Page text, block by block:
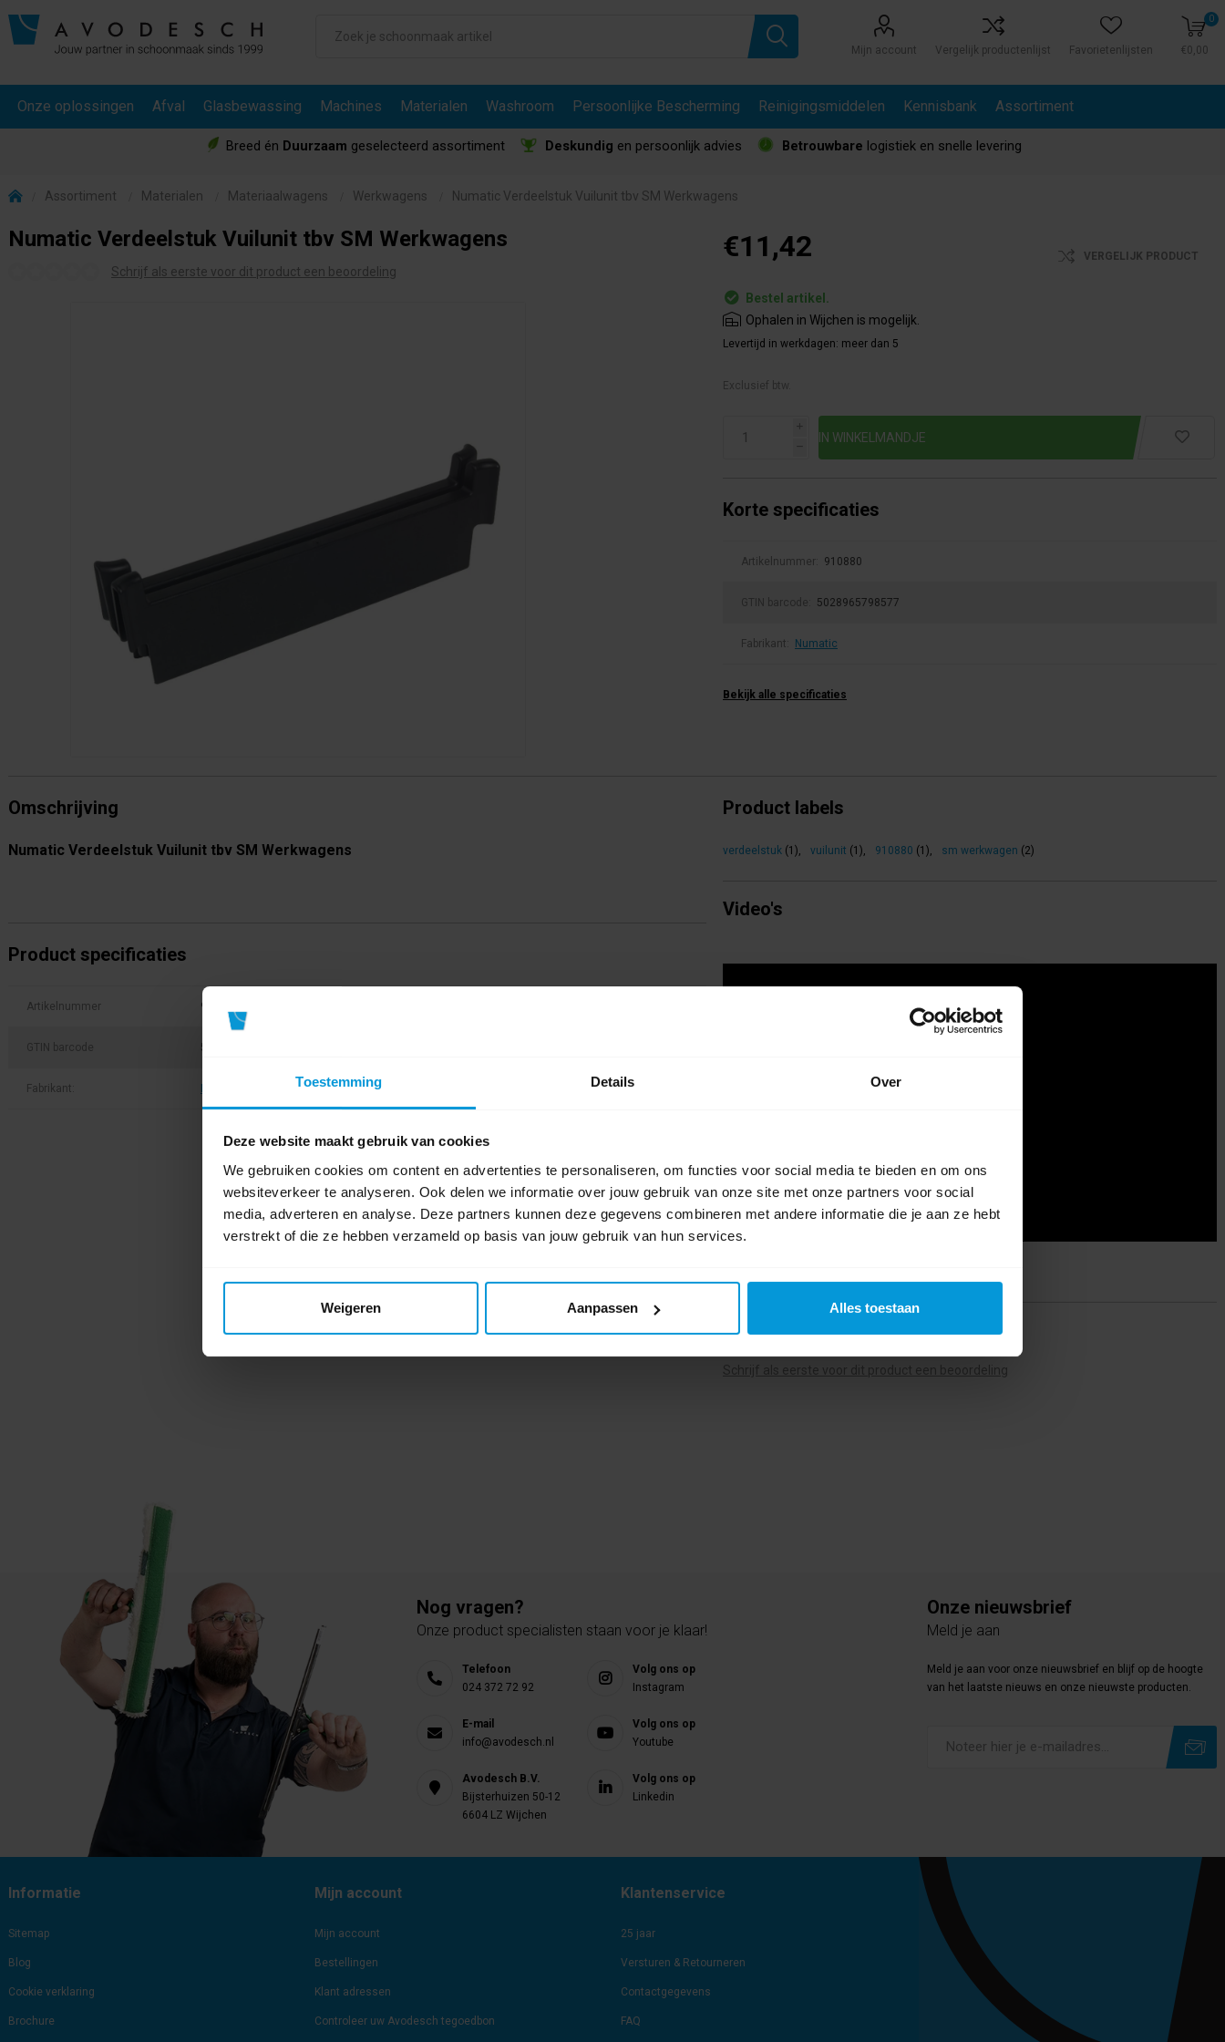
Toestemming Details Over
Deze website maakt gebruik van cookies
We gebruiken cookies om content en advertenties te personaliseren, om functies voor social media te bieden en om ons
websiteverkeer te analyseren. Ook delen we informatie over jouw gebruik van onze site met onze partners voor social
media, adverteren en analyse. Deze partners kunnen deze gegevens combineren met andere informatie die je aan ze hebt
verstrekt of die ze hebben verzameld op basis van jouw gebruik van hun services.
Weigeren Aanpassen Alles toestaan
Mijn account Vergelijk productenlijst Favorietenlijsten
0
€0,00
Onze oplossingen Afval Glasbewassing Machines Materialen Washroom Persoonlijke Bescherming Reinigingsmiddelen Kennisbank Assortiment
Breed én Duurzaam geselecteerd assortiment Deskundig en persoonlijk advies Betrouwbare logistiek en snelle levering
Assortiment Materialen Materiaalwagens Werkwagens Numatic Verdeelstuk Vuilunit tbv SM Werkwagens
Numatic Verdeelstuk Vuilunit tbv SM Werkwagens
Schrijf als eerste voor dit product een beoordeling
€11,42 VERGELIJK PRODUCT
Bestel artikel.
Ophalen in Wijchen is mogelijk.
Levertijd in werkdagen: meer dan 5
Exclusief btw.
i
h
Korte specificaties
Artikelnummer: 910880
GTIN barcode: 5028965798577
Fabrikant: Numatic
Bekijk alle specificaties
Omschrijving
Numatic Verdeelstuk Vuilunit tbv SM Werkwagens
Product specificaties
Artikelnummer 910880
GTIN barcode 5028965798577
Fabrikant:
Product labels
verdeelstuk (1), vuilunit (1), 910880 (1), sm werkwagen (2)
Video's
0 beoordeling(en)
Schrijf als eerste voor dit product een beoordeling
Nog vragen?
Onze product specialisten staan voor je klaar!
Telefoon
024 372 72 92
E-mail
info@avodesch.nl
Avodesch B.V.
Bijsterhuizen 50-12
6604 LZ Wijchen
Volg ons op
Instagram
Volg ons op
Youtube
Volg ons op
Linkedin
Onze nieuwsbrief
Meld je aan
Meld je aan voor onze nieuwsbrief en blijf op de hoogte
van het laatste nieuws en onze nieuwste producten.
Informatie
Sitemap
Blog
Cookie verklaring
Brochure
Mijn account
Mijn account
Bestellingen
Klant adressen
Controleer uw Avodesch tegoedbon
Klantenservice
25 jaar
Versturen & Retourneren
Contactgegevens
FAQ